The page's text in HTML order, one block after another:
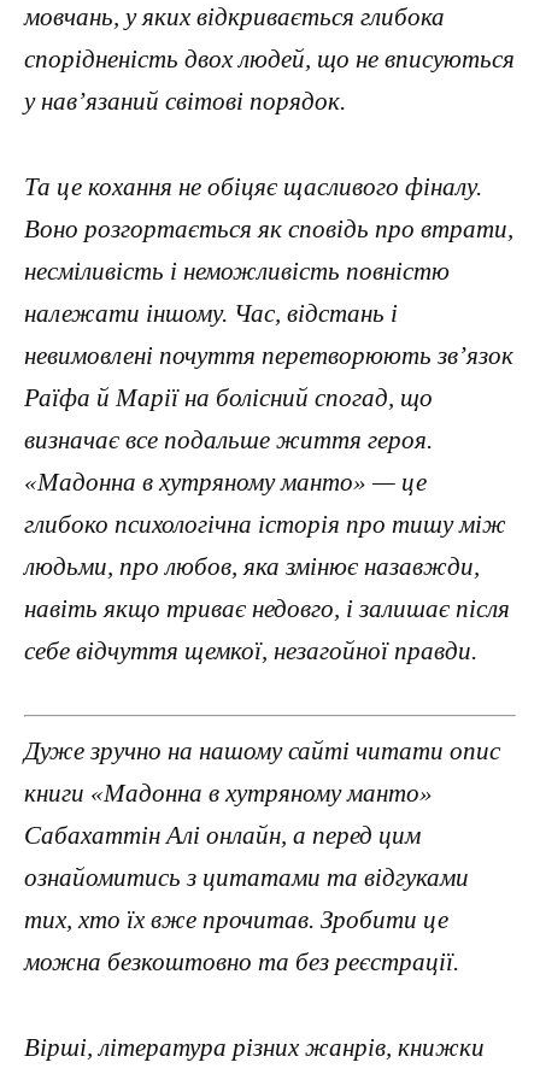
мовчань, у яких відкривається глибока
спорідненість двох людей, що не вписуються
у нав’язаний світові порядок.
Та це кохання не обіцяє щасливого фіналу.
Воно розгортається як сповідь про втрати,
несміливість і неможливість повністю
належати іншому. Час, відстань і
невимовлені почуття перетворюють зв’язок
Раїфа й Марії на болісний спогад, що
визначає все подальше життя героя.
«Мадонна в хутряному манто» — це
глибоко психологічна історія про тишу між
людьми, про любов, яка змінює назавжди,
навіть якщо триває недовго, і залишає після
себе відчуття щемкої, незагойної правди.
Дуже зручно на нашому сайті читати опис
книги «Мадонна в хутряному манто»
Сабахаттін Алі онлайн, а перед цим
ознайомитись з цитатами та відгуками
тих, хто їх вже прочитав. Зробити це
можна безкоштовно та без реєстрації.
Вірші, література різних жанрів, книжки